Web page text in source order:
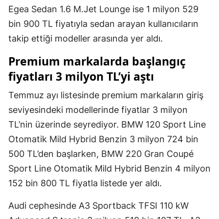
Egea Sedan 1.6 M.Jet Lounge ise 1 milyon 529
bin 900 TL fiyatıyla sedan arayan kullanıcıların
takip ettiği modeller arasında yer aldı.
Premium markalarda başlangıç
fiyatları 3 milyon TL’yi aştı
Temmuz ayı listesinde premium markaların giriş
seviyesindeki modellerinde fiyatlar 3 milyon
TL’nin üzerinde seyrediyor. BMW 120 Sport Line
Otomatik Mild Hybrid Benzin 3 milyon 724 bin
500 TL’den başlarken, BMW 220 Gran Coupé
Sport Line Otomatik Mild Hybrid Benzin 4 milyon
152 bin 800 TL fiyatla listede yer aldı.
Audi cephesinde A3 Sportback TFSI 110 kW